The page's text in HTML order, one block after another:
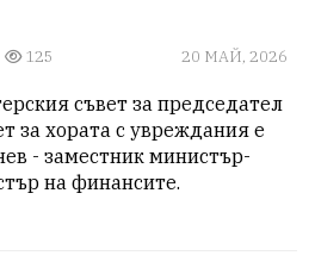
125 20 МАЙ, 2026
съвет за председател
за хората с увреждания е
- заместник министър-
на финансите.